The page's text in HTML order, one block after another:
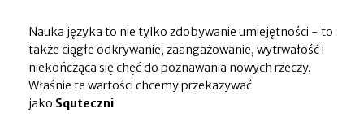
Nauka języka to nie tylko zdobywanie umiejętności - to
także ciągłe odkrywanie, zaangażowanie, wytrwałość i
niekończąca się chęć do poznawania nowych rzeczy.
Właśnie te wartości chcemy przekazywać
jako Squteczni.